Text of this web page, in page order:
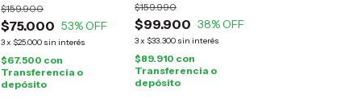
$75.000
$159.900
53% OFF
3x $25.000 sin interés
$67.500 con
Transferencia o
depósito
$99.900
$159.990
38% OFF
3x $33.300 sin interés
$89.910 con
Transferencia o
depósito